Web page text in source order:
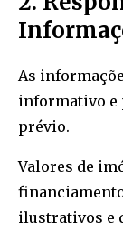
As
informativo e
prévio.
Valores de
ilustrativos e